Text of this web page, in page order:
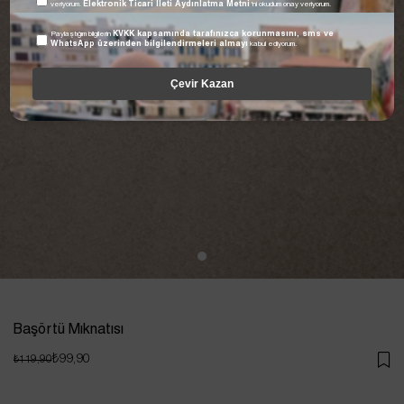
Başörtü Mıknatısı
₺119,90₺99,90
veriyorum. Elektronik Ticari İleti Aydınlatma Metni 'ni okudum onay veriyorum.
Paylaştığım bilgilerin KVKK kapsamında tarafınızca korunmasını, sms ve
WhatsApp üzerinden bilgilendirmeleri almayı
kabul ediyorum.
Çevir Kazan